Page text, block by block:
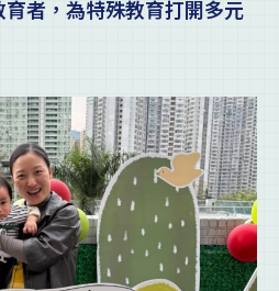
者，為特殊教育打開多元